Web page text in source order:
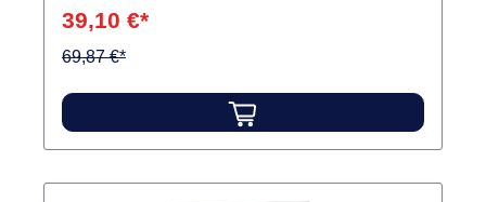
Kunststoffkeil. Es verfügt über eine grazile und
“bootförmige“ Spitze. Dadurch in enge
gleichzeitigem Schutz des Nachbarzahns und
Gingiva. FenderWedge Prep kann bukkal oder
mit einer Perforation versehen, welche nach
39,10 €*
69,87 €*